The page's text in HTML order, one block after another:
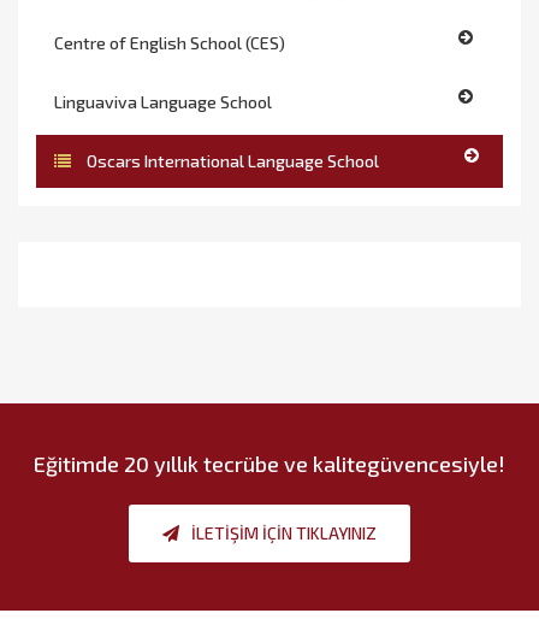
Centre of English School (CES)
Linguaviva Language School
Oscars International Language School
Eğitimde 20 yıllık tecrübe ve kalitegüvencesiyle!
İLETIŞIM IÇIN TIKLAYINIZ